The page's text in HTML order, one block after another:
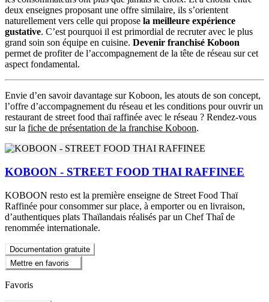
deux enseignes proposant une offre similaire, ils s’orientent
naturellement vers celle qui propose la meilleure expérience
gustative. C’est pourquoi il est primordial de recruter avec le plus
grand soin son équipe en cuisine. Devenir franchisé Koboon
permet de profiter de l’accompagnement de la tête de réseau sur cet
aspect fondamental.
Envie d’en savoir davantage sur Koboon, les atouts de son concept,
l’offre d’accompagnement du réseau et les conditions pour ouvrir un
restaurant de street food thaï raffinée avec le réseau ? Rendez-vous
sur la fiche de présentation de la franchise Koboon.
KOBOON - STREET FOOD THAI RAFFINEE
KOBOON resto est la première enseigne de Street Food Thaï
Raffinée pour consommer sur place, à emporter ou en livraison,
d’authentiques plats Thaïlandais réalisés par un Chef Thaî de
renommée internationale.
Documentation gratuite
Mettre en favoris
Favoris